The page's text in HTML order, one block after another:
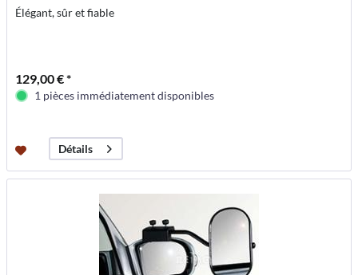
Élégant, sûr et fiable
129,00 € *
1 pièces immédiatement disponibles
Détails